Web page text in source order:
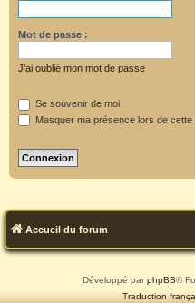
Mot de passe :
J’ai oublié mon mot de passe
Se souvenir de moi
Masquer ma présence lors de
Accueil du forum
Développé parphpBB®
Traduction